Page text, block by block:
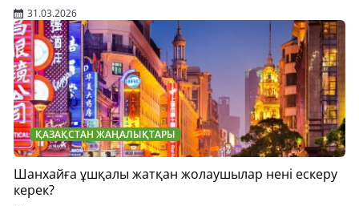
31.03.2026
ҚАЗАҚСТАН ЖАҢАЛЫҚТАРЫ
Шанхайға ұшқалы жатқан жолаушылар нені ескеру
керек?